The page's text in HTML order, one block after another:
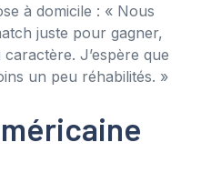
à domicile : « Nous
juste pour gagner,
J’espère que
un peu réhabilités. »